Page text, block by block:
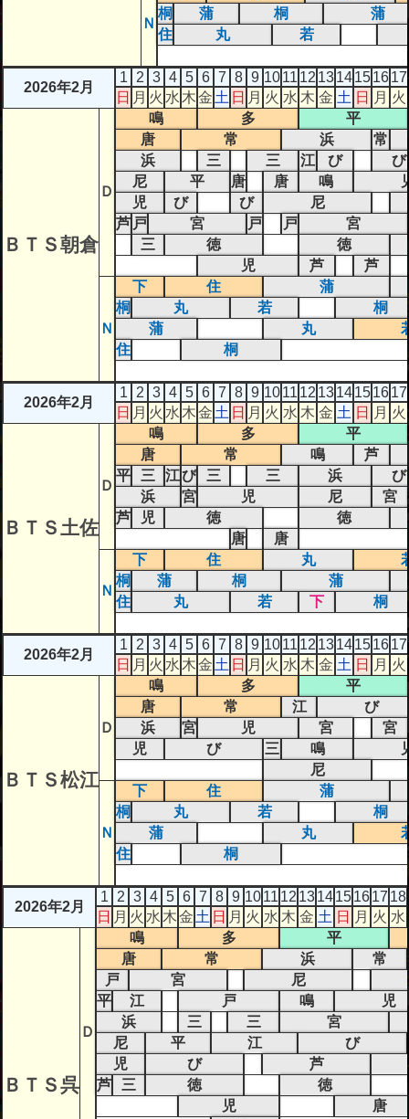
Ｎ
桐
蒲 桐
蒲
住
丸 若
2026年2月
1 2 3 4 5 6 7 8 9 1011 12 1314151617
日 月 火 水 木金 土 日 月 火 水 木 金 土 日 月 火
ＢＴＳ朝倉
Ｄ
鳴 多
平
唐
常 浜
常
浜
三 三 江 び
び
尼
平 唐 唐 鳴
児
び び
尼
芦 戸 宮 戸 戸
宮
三
徳
徳
児
芦 芦
Ｎ
下 住
蒲
桐
丸 若
桐
蒲
丸
住
桐
2026年2月
1 2 3 4 5 6 7 8 9 1011 12 1314151617
日 月 火 水 木金 土 日 月 火 水 木 金 土 日 月 火
ＢＴＳ土佐
Ｄ
鳴 多
平
唐
常 鳴
芦
平
三 江び 三 三 浜
び
浜
宮 児 尼
宮
芦
児 徳
徳
唐
唐
Ｎ
下 住 丸
桐
蒲 桐
蒲
住
丸 若 下 桐
2026年2月
1 2 3 4 5 6 7 8 9 1011 12 1314151617
日 月 火 水 木金 土 日 月 火 水 木 金 土 日 月 火
ＢＴＳ松江
Ｄ
鳴 多
平
唐
常 江
び
浜
宮 児 宮
宮
児
び 三 鳴
尼
Ｎ
下 住
蒲
桐
丸 若
桐
蒲
丸
住
桐
2026年2月
1 2 3 4 5 6 7 8 9 1011 12 1314151617 18
日 月 火 水 木金 土 日 月 火 水 木 金 土 日 月 火 水
ＢＴＳ呉
Ｄ
鳴 多
平
唐
常 浜
常
戸
宮
尼
平
江 戸 鳴
児
浜
三 三
宮
尼
平 江
び
児
び
芦
芦
三 徳
徳
児
唐